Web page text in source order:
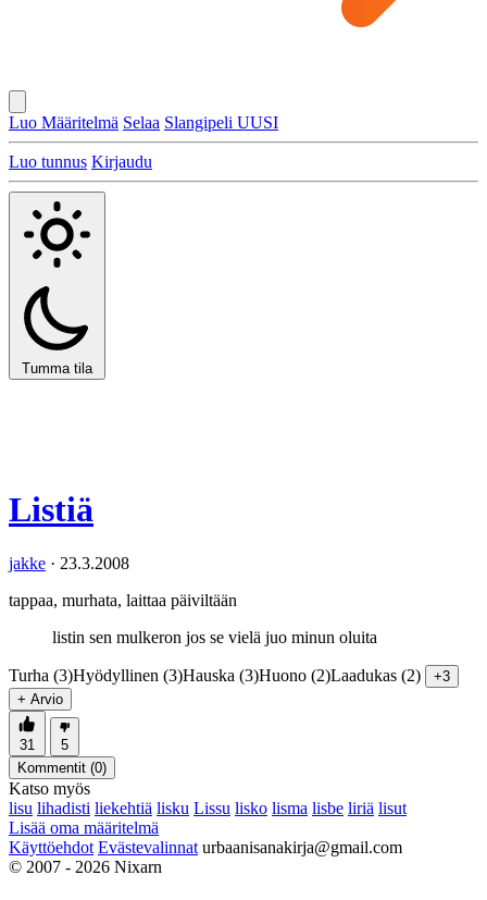
Luo Määritelmä Selaa Slangipeli UUSI
Luo tunnus Kirjaudu
Tumma tila
Listiä
jakke · 23.3.2008
tappaa, murhata, laittaa päiviltään
listin sen mulkeron jos se vielä juo minun oluita
Turha (3)Hyödyllinen (3)Hauska (3)Huono (2)Laadukas (2)
+3
+ Arvio
31
5
Kommentit (0)
Katso myös
lisu lihadisti liekehtiä lisku Lissu lisko lisma lisbe liriä lisut
Lisää oma määritelmä
Käyttöehdot Evästevalinnat urbaanisanakirja@gmail.com
© 2007 - 2026 Nixarn